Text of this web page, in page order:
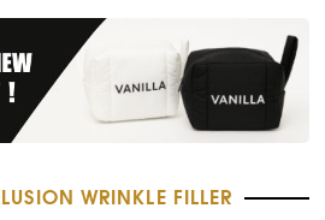
WRINKLE FILLER